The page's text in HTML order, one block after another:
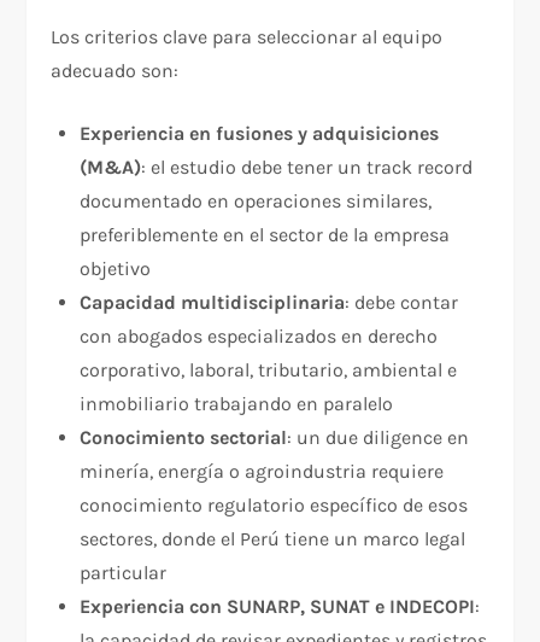
Los criterios clave para seleccionar al equipo
adecuado son:
Experiencia en fusiones y adquisiciones
(M&A): el estudio debe tener un track record
documentado en operaciones similares,
preferiblemente en el sector de la empresa
objetivo
Capacidad multidisciplinaria: debe contar
con abogados especializados en derecho
corporativo, laboral, tributario, ambiental e
inmobiliario trabajando en paralelo
Conocimiento sectorial: un due diligence en
minería, energía o agroindustria requiere
conocimiento regulatorio específico de esos
sectores, donde el Perú tiene un marco legal
particular
Experiencia con SUNARP, SUNAT e INDECOPI: